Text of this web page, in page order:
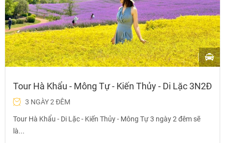
Tour Hà Khẩu - Mông Tự - Kiến Thủy - Di Lặc 3N2Đ
3 NGÀY 2 ĐÊM
Tour Hà Khẩu - Di Lặc - Kiến Thủy - Mông Tự 3 ngày 2 đêm sẽ
là...